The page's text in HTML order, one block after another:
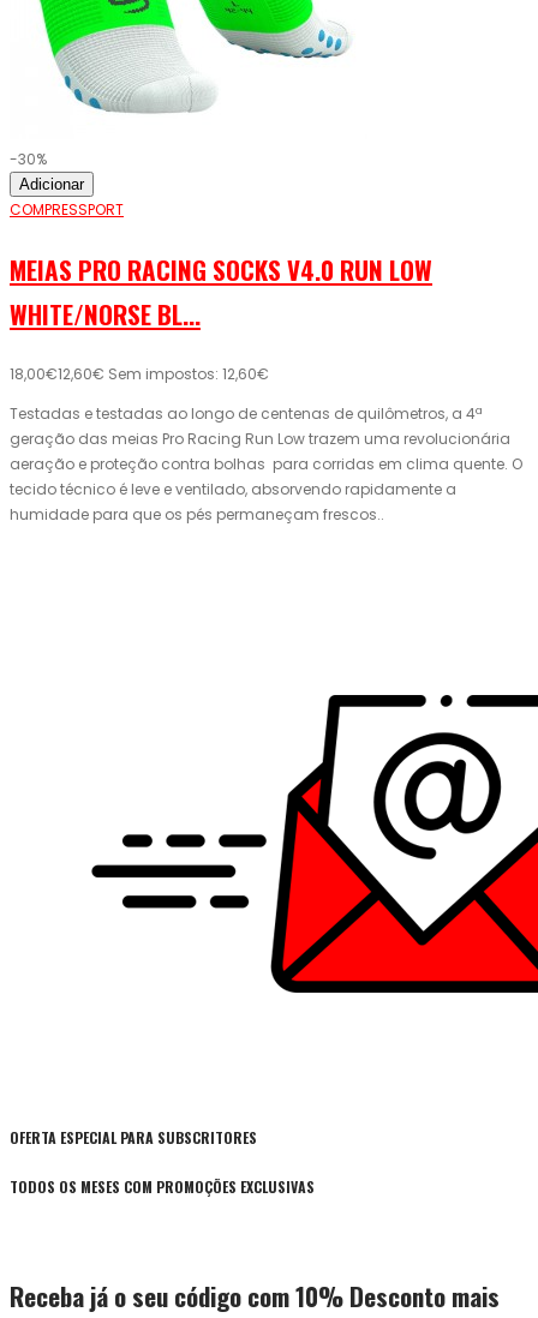
-30%
Adicionar
COMPRESSPORT
MEIAS PRO RACING SOCKS V4.0 RUN LOW
WHITE/NORSE BL...
18,00€12,60€ Sem impostos: 12,60€
Testadas e testadas ao longo de centenas de quilômetros, a 4ª
geração das meias Pro Racing Run Low trazem uma revolucionária
aeração e proteção contra bolhas para corridas em clima quente. O
tecido técnico é leve e ventilado, absorvendo rapidamente a
humidade para que os pés permaneçam frescos..
OFERTA ESPECIAL PARA SUBSCRITORES
TODOS OS MESES COM PROMOÇÕES EXCLUSIVAS
Receba já o seu código com 10% Desconto mais